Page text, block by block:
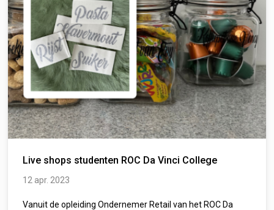
Live shops studenten ROC Da Vinci College
12 apr. 2023
Vanuit de opleiding Ondernemer Retail van het ROC Da